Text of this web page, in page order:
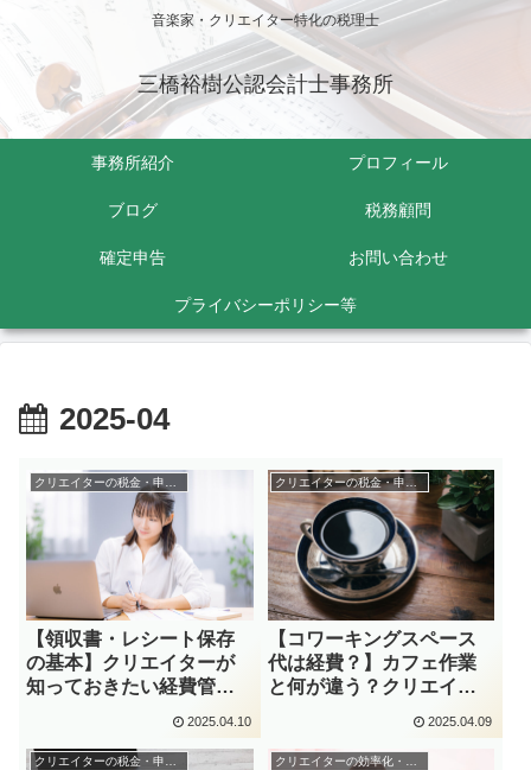
音楽家・クリエイター特化の税理士
三橋裕樹公認会計士事務所
事務所紹介 プロフィール
ブログ 税務顧問
確定申告 お問い合わせ
プライバシーポリシー等
2025-04
【領収書・レシート保存
の基本】クリエイターが
知っておきたい経費管理
2025.04.10
クリエイターの税金・申告関係
【コワーキングスペース
代は経費？】カフェ作業
と何が違う？クリエイタ
2025.04.09
クリエイターの税金・申告関係 クリエイターの効率化・集中力